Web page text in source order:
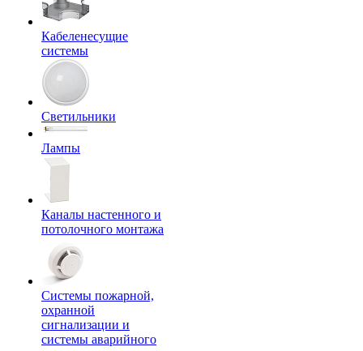
Кабеленесущие
системы
Светильники
Лампы
Каналы настенного и
потолочного монтажа
Системы пожарной,
охранной
сигнализации и
системы аварийного